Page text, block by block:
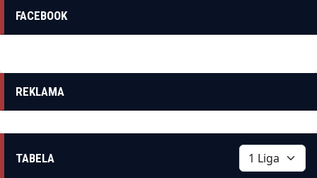
FACEBOOK
REKLAMA
TABELA